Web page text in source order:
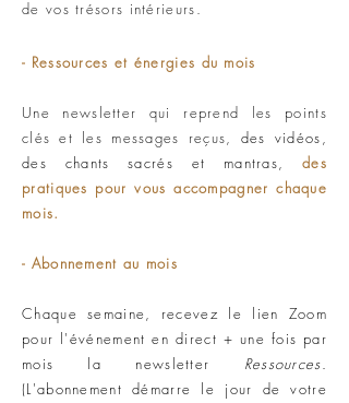
de vostrésors intérieurs.
- Ressources et énergies du mois
Une newsletter qui reprend les points
clés et les messages reçus,
des vidéos,
des chants sacrés et mantras,des
pratiques pour vous accompagner chaque
mois.
- Abonnement au mois
Chaque semaine, recevez le lien Zoom
pour l'événement en direct + une fois par
mois la newsletter Ressources.
(L'abonnement démarre le jour de votre